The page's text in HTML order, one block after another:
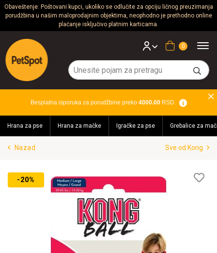
Obaveštenje: Poštovani kupci, ukoliko se odlučite za opciju ličnog preuzimanja
porudžbina u našim maloprodajnim objektima, neophodno je prethodno online
plaćanje isključivo platnim karticama.
Psi
Mačke
Glodari
Akvaristika
Teraristika
Brendovi
Blog
Korpa
Besplatna isporuka za porudžbine preko 4000.00RSD.
Hrana za pse Hrana za mačke Igračke za pse Grebalice za
Nazad Sve od Kong
-20%